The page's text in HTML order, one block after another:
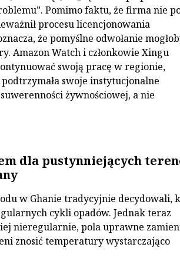
Pomimo faktu, że firma nie
procesu licencjonowania
że pomyślne odwołanie
Amazon Watch i członkowie Xingu
swoją pracę w regionie,
swoje instytucjonalne
żywnościowej, a nie
dla pustynniejących
w Ghanie tradycyjnie decydowali,
cykli opadów. Jednak teraz
nieregularnie, pola uprawne
znosić temperatury wystarczająco